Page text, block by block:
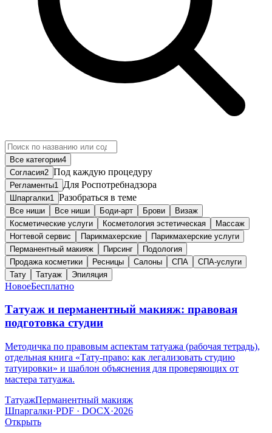
Все категории4
Согласия2 Под каждую процедуру
Регламенты1 Для Роспотребнадзора
Шпаргалки1 Разобраться в теме
Все ниши Все ниши Боди-арт Брови
Визаж
Косметические услуги
Косметология эстетическая
Массаж
Ногтевой сервис
Парикмахерские
Парикмахерские услуги
Перманентный макияж
Пирсинг
Подология
Продажа косметики
Ресницы Салоны СПА
СПА-услуги
Тату
Татуаж Эпиляция
НовоеБесплатно
Татуаж и перманентный макияж: правовая
подготовка студии
Методичка по правовым аспектам татуажа (рабочая тетрадь),
отдельная книга «Тату-право: как легализовать студию
татуировки» и шаблон объяснения для проверяющих от
мастера татуажа.
ТатуажПерманентный макияж
Шпаргалки·PDF · DOCX·2026
Открыть